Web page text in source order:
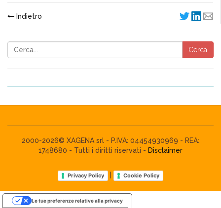
Indietro
Cerca
2000-2026© XAGENA srl - P.IVA: 04454930969 - REA:
1748680 - Tutti i diritti riservati - Disclaimer
Privacy Policy Cookie Policy
Le tue preferenze relative alla privacy